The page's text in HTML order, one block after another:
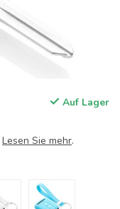
Auf Lager
Lesen Sie mehr.